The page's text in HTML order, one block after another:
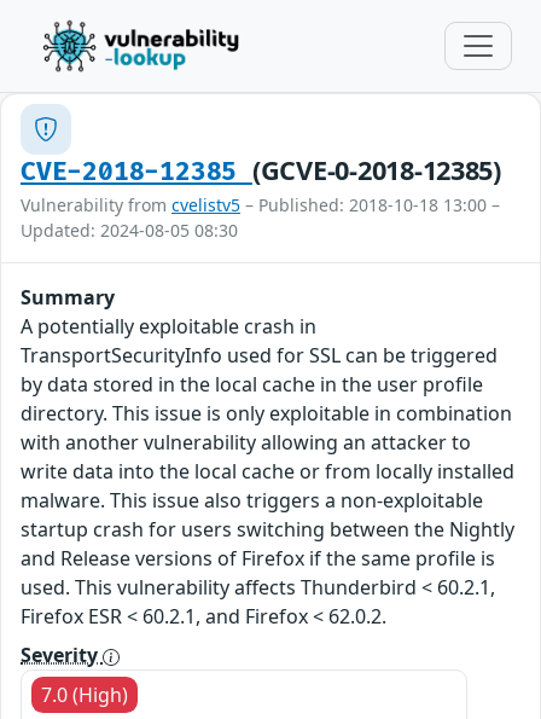
CVE-2018-12385 (GCVE-0-2018-12385)
Vulnerability from cvelistv5 – Published: 2018-10-18 13:00 –
Updated: 2024-08-05 08:30
Summary
A potentially exploitable crash in
TransportSecurityInfo used for SSL can be triggered
by data stored in the local cache in the user profile
directory. This issue is only exploitable in combination
with another vulnerability allowing an attacker to
write data into the local cache or from locally installed
malware. This issue also triggers a non-exploitable
startup crash for users switching between the Nightly
and Release versions of Firefox if the same profile is
used. This vulnerability affects Thunderbird < 60.2.1,
Firefox ESR < 60.2.1, and Firefox < 62.0.2.
Severity
7.0 (High)